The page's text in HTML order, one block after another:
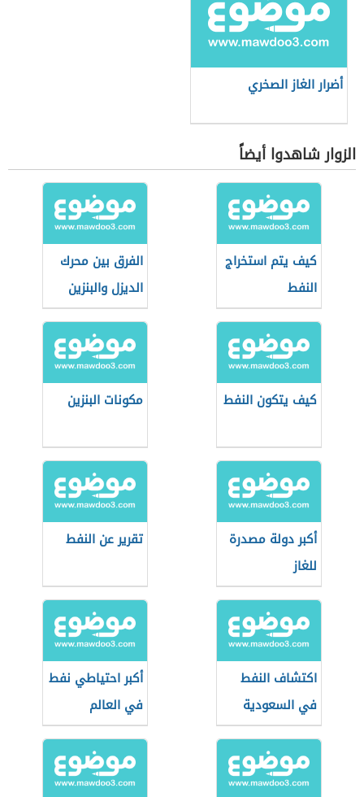
أضرار الغاز الصخري
الزوار شاهدوا أيضاً
كيف يتم استخراج
النفط
الفرق بين محرك
الديزل والبنزين
كيف يتكون النفط مكونات البنزين
أكبر دولة مصدرة
للغاز
تقرير عن النفط
اكتشاف النفط
في السعودية
أكبر احتياطي نفط
في العالم